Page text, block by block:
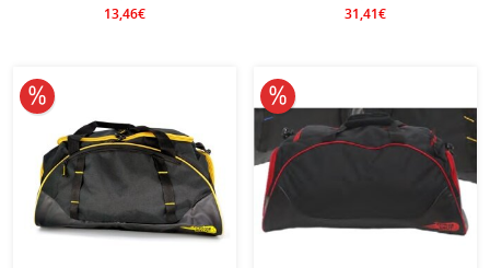
13,46€ 31,41€
10% reduziert 10% reduziert